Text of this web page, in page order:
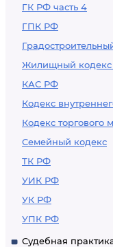
ГК РФ часть 4
ГПК РФ
Жилищный
КАС РФ
Кодекс
Кодекс
Семейный кодекс
ТК РФ
УИК РФ
УК РФ
УПК РФ
Судебная